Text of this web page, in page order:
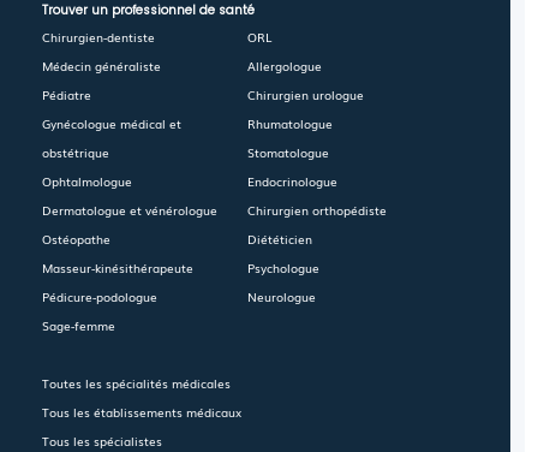
Trouver un professionnel de santé
Chirurgien-dentiste
Médecin généraliste
Pédiatre
Gynécologue médical et
obstétrique
Ophtalmologue
Dermatologue et vénérologue
Ostéopathe
Masseur-kinésithérapeute
Pédicure-podologue
Sage-femme
Toutes les spécialités médicales
Tous les établissements médicaux
Tous les spécialistes
ORL
Allergologue
Chirurgien urologue
Rhumatologue
Stomatologue
Endocrinologue
Chirurgien orthopédiste
Diététicien
Psychologue
Neurologue